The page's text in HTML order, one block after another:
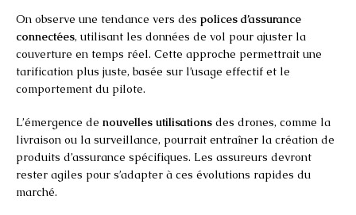
On observe une tendance vers des polices d’assurance
connectées, utilisant les données de vol pour ajuster la
couverture en temps réel. Cette approche permettrait une
tarification plus juste, basée sur l’usage effectif et le
comportement du pilote.
L’émergence de nouvelles utilisations des drones, comme la
livraison ou la surveillance, pourrait entraîner la création de
produits d’assurance spécifiques. Les assureurs devront
rester agiles pour s’adapter à ces évolutions rapides du
marché.